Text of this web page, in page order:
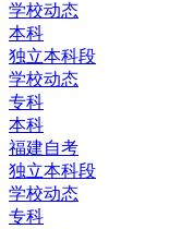
学校动态
本科
独立本科段
学校动态
专科
本科
福建自考
独立本科段
学校动态
专科